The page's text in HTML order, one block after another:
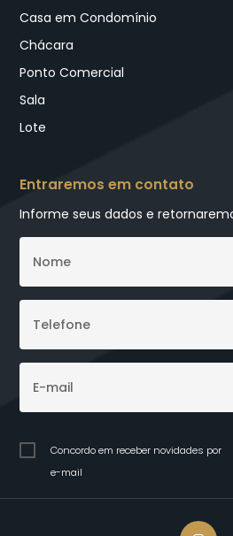
Casa em Condomínio
Chácara
Ponto Comercial
Sala
Lote
Entraremos em contato
Informe seus dados e
Concordo em receber novidades por
e-mail